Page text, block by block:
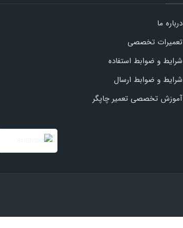
درباره ما
تعمیرات تخصصی
شرایط و ضوابط استفاده
شرایط و ضوابط ارسال
آموزش تخصصی تعمیر چاپگر